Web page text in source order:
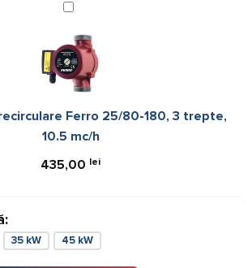
Pompa
recirculare
Ferro
25/80-
3
trepte,
Ferro 25/80-180, 3 trepte,
10.5 mc/h
435,00 lei
35 kW 45 kW